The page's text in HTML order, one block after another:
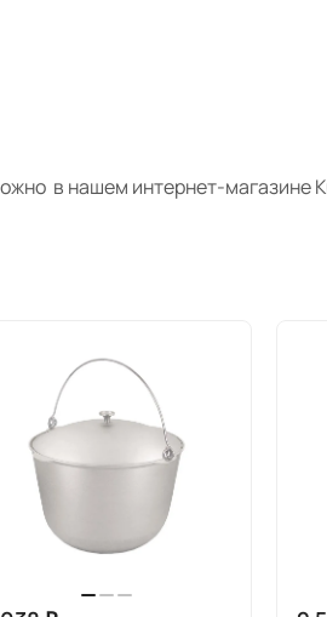
в нашем интернет-магазине